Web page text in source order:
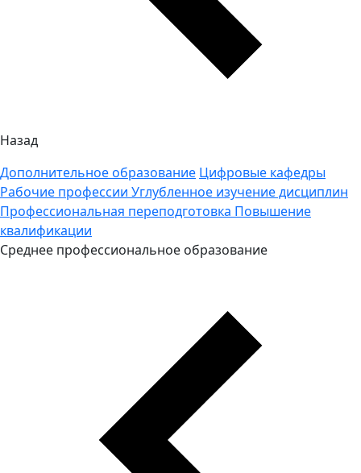
Назад
Дополнительное образование Цифровые кафедры
Рабочие профессии Углубленное изучение дисциплин
Профессиональная переподготовка Повышение
квалификации
Среднее профессиональное образование